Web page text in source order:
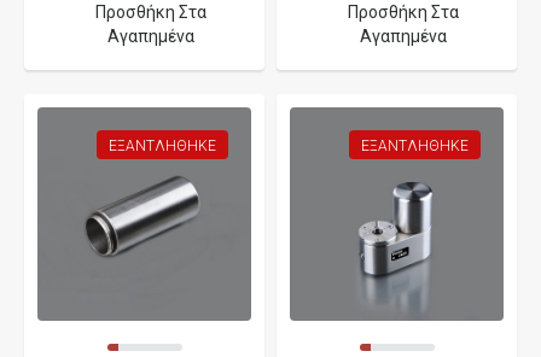
Προσθήκη Στα
Αγαπημένα
Προσθήκη Στα
Αγαπημένα
ΕΞΑΝΤΛΉΘΗΚΕ ΕΞΑΝΤΛΉΘΗΚΕ